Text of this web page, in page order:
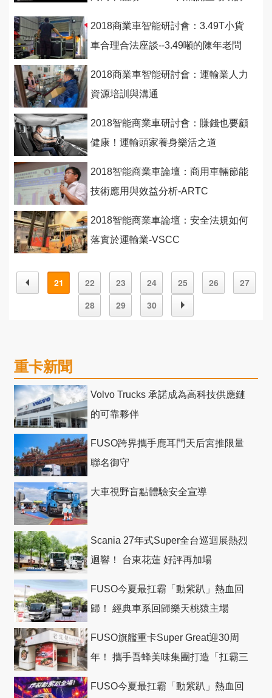
2018商業車智能研討會：3.49T小貨
車合理合法座談--3.49噸的陳年老問
2018商業車智能研討會：運輸業人力
資源培訓與溝通
2018智能商業車研討會：賺錢也要顧
健康！運輸頭家養身樂活之道
2018智能商業車論壇：商用車輛節能
技術應用與效益分析-ARTC
2018智能商業車論壇：安全法規如何
落實於運輸業-VSCC
21 22 23 24 25 26
27
28
29 30
重卡新聞
Volvo Trucks 承諾成為高科技供應鏈
的可靠夥伴
FUSO跨界攜手鹿耳門天后宮推限量
聯名御守
大車視野盲點體驗安全宣導
Scania 27年式Super全台巡迴展熱烈
迴響！ 台東花蓮 好評再加場
FUSO今夏最扛霸「動紫趴」熱血回
歸！ 經典車系回歸樂天桃猿主場
FUSO旗艦重卡Super Great迎30周
年！ 攜手吾蜂美味集團打造「扛霸三
FUSO今夏最扛霸「動紫趴」熱血回